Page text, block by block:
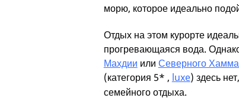
морю, которое идеально
Отдых на этом курорте
прогревающаяся вода.
Махдии или Северного
(категория 5* , luxe) здесь
семейного отдыха.